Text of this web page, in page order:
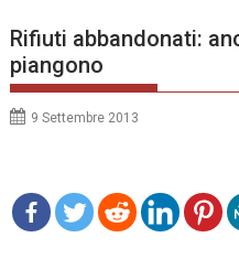
Rifiuti abbandonati:
piangono
9 Settembre 2013